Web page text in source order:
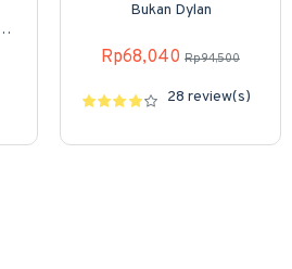
Bukan Dylan
Rp68,040 Rp94,500
28 review(s)